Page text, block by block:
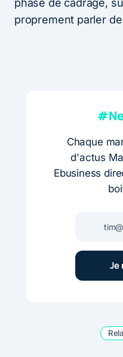
phase de cadrage,
proprement parler de
Chaque
d'actus
Ebusiness